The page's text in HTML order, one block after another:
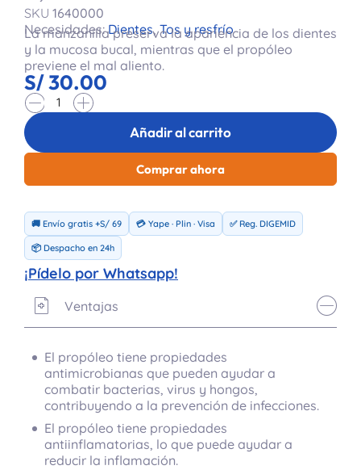
SKU 1640000
Necesidades:Dientes, Tos y resfrío
La manzanilla preserva la apariencia de los dientes
y la mucosa bucal, mientras que el propóleo
previene el mal aliento.
S/30.00
Añadir al carrito
Comprar ahora
🚚 Envío gratis +S/ 69 💳 Yape · Plin · Visa ✅ Reg. DIGEMID
📦 Despacho en 24h
¡Pídelo por Whatsapp!
Ventajas
El propóleo tiene propiedades
antimicrobianas que pueden ayudar a
combatir bacterias, virus y hongos,
contribuyendo a la prevención de infecciones.
El propóleo tiene propiedades
antiinflamatorias, lo que puede ayudar a
reducir la inflamación.